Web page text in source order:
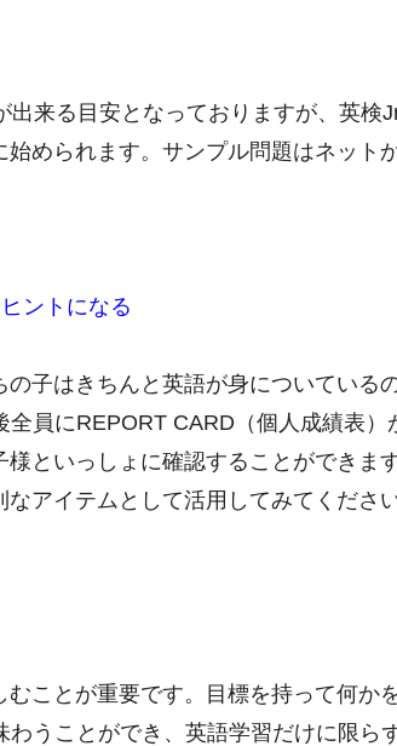
来る目安となっておりますが、英検
められます。サンプル問題はネット
ントになる
子はきちんと英語が身についている
員にREPORT CARD（個人成績表
といっしょに確認することができま
アイテムとして活用してみてくださ
ことが重要です。目標を持って何か
うことができ、英語学習だけに限